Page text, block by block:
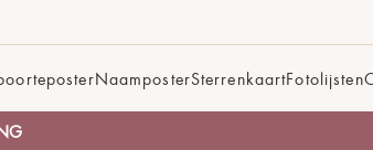
NaamposterSterrenkaartFotolijsten